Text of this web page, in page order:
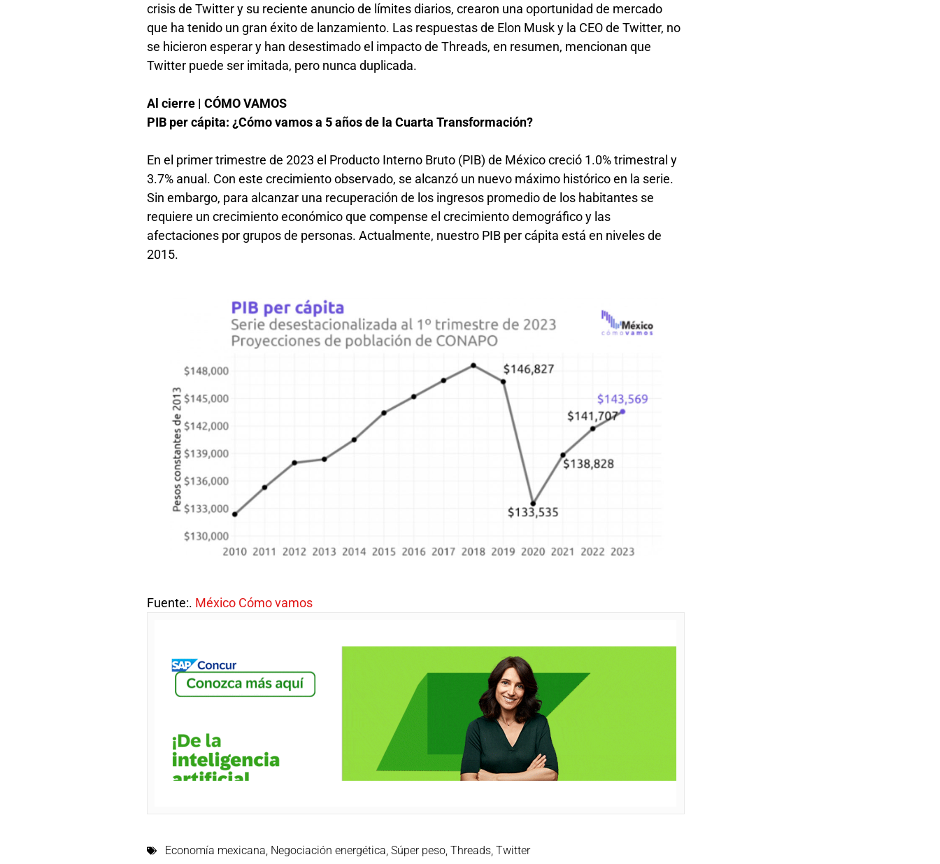
crisis de Twitter y su reciente anuncio de límites diarios, crearon una oportunidad de mercado
que ha tenido un gran éxito de lanzamiento. Las respuestas de Elon Musk y la CEO de Twitter, no
se hicieron esperar y han desestimado el impacto de Threads, en resumen, mencionan que
Twitter puede ser imitada, pero nunca duplicada.
Al cierre | CÓMO VAMOS
PIB per cápita: ¿Cómo vamos a 5 años de la Cuarta Transformación?
En el primer trimestre de 2023 el Producto Interno Bruto (PIB) de México creció 1.0% trimestral y
3.7% anual. Con este crecimiento observado, se alcanzó un nuevo máximo histórico en la serie.
Sin embargo, para alcanzar una recuperación de los ingresos promedio de los habitantes se
requiere un crecimiento económico que compense el crecimiento demográfico y las
afectaciones por grupos de personas. Actualmente, nuestro PIB per cápita está en niveles de
2015.
Fuente:. México Cómo vamos
Economía mexicana, Negociación energética,Súper peso,Threads,Twitter